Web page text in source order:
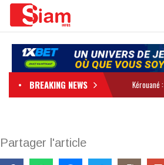
BREAKING NEWS
Partager l'article